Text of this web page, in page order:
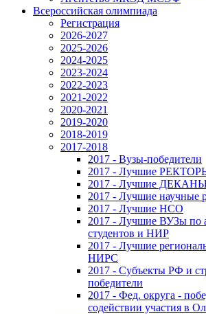
Всероссийская олимпиада
Регистрация
2026-2027
2025-2026
2024-2025
2023-2024
2022-2023
2021-2022
2020-2021
2019-2020
2018-2019
2017-2018
2017 - Вузы-победители
2017 - Лучшие
2017 - Лучшие
2017 - Лучшие научные
2017 - Лучшие НСО
2017 - Лучшие ВУЗы по
студентов и НИР
2017 - Лучшие
НИРС
2017 - Субъекты РФ и
победители
2017 - Фед. округа -
содействии участия в